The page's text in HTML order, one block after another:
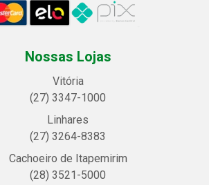
Nossas Lojas
Vitória
(27) 3347-1000
Linhares
(27) 3264-8383
Cachoeiro de Itapemirim
(28) 3521-5000